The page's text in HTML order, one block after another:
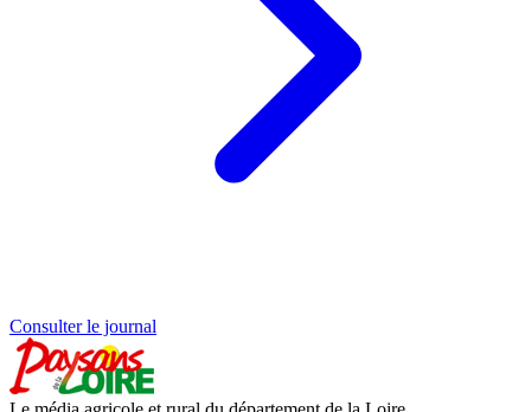
Consulter le journal